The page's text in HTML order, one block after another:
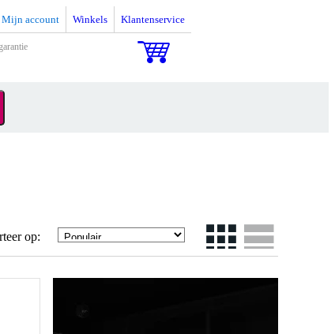
Mijn account Winkels Klantenservice
op: